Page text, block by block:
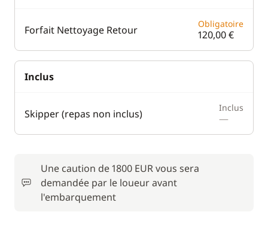
Forfait Nettoyage Retour Obligatoire
120,00 €
Inclus
Skipper (repas non inclus) Inclus
—
Une caution de 1800 EUR vous sera
demandée par le loueur avant
l'embarquement